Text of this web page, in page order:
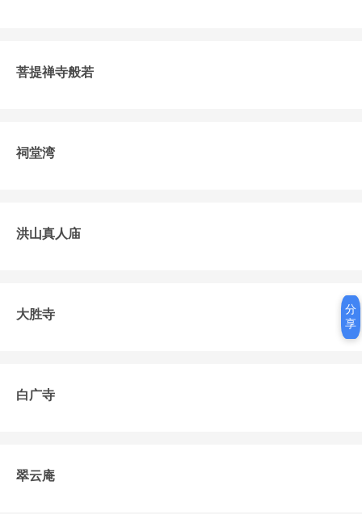
菩提禅寺般若
祠堂湾
洪山真人庙
大胜寺
白广寺
翠云庵
分
享